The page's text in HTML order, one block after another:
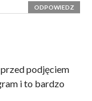
ODPOWIEDZ
podjęciem
i to bardzo